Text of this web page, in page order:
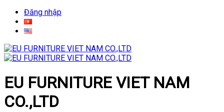
Đăng nhập
EU FURNITURE VIET NAM
CO.,LTD